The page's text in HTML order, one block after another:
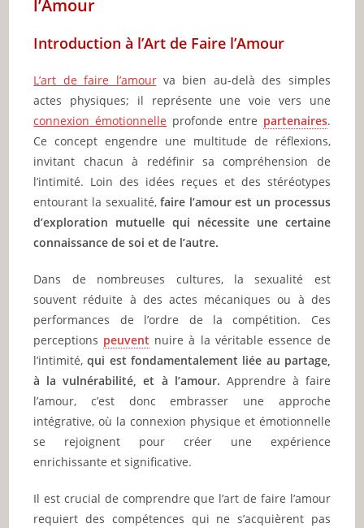
l’Amour
Introduction à l’Art de Faire l’Amour
L’art de faire l’amourva bien au-delà des simples
actes physiques; il représente une voie vers une
connexion émotionnelle profonde entre partenaires.
Ce concept engendre une multitude de réflexions,
invitant chacun à redéfinir sa compréhension de
l’intimité. Loin des idées reçues et des stéréotypes
entourant la sexualité,faire l’amour est un processus
d’exploration mutuelle qui nécessite une certaine
connaissance de soi et de l’autre.
Dans de nombreuses cultures, la sexualité est
souvent réduite à des actes mécaniques ou à des
performances de l’ordre de la compétition. Ces
perceptions peuvent nuire à la véritable essence de
l’intimité,qui est fondamentalement liée au partage,
à la vulnérabilité, et à l’amour. Apprendre à faire
l’amour, c’est donc embrasser une approche
intégrative, où la connexion physique et émotionnelle
se rejoignent pour créer une expérience
enrichissante et significative.
Il est crucial de comprendre que l’art de faire l’amour
requiert des compétences qui ne s’acquièrent pas